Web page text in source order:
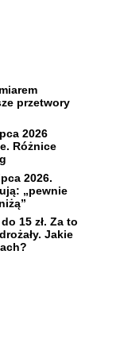
przetwory
2026
Różnice
2026.
„pewnie
15 zł. Za to
Jakie